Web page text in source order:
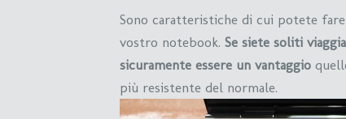
Sono caratteristiche di cui potete
vostro notebook. Se siete soliti
sicuramente essere un vantaggio
più resistente del normale.